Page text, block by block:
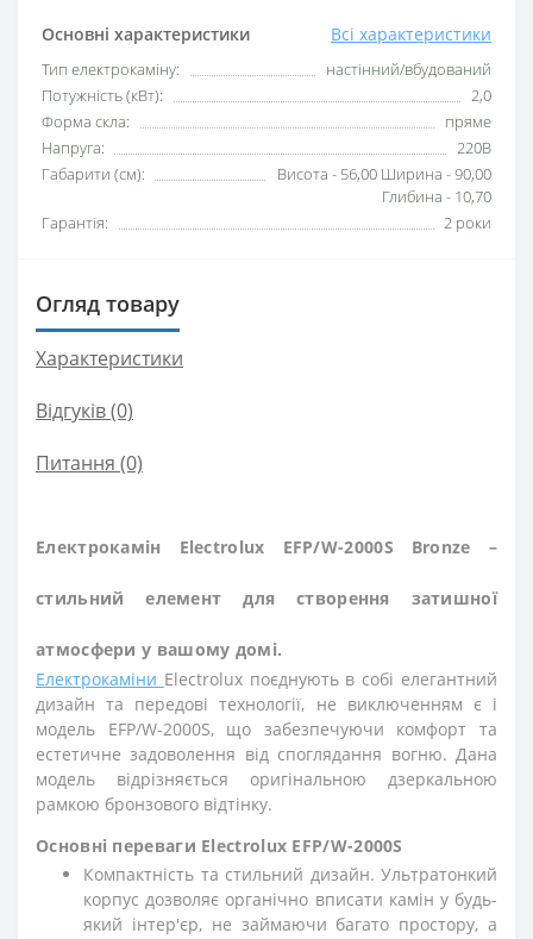
Основні характеристики Всі характеристики
Тип електрокаміну:
настінний/вбудований
Потужність (кВт):
2,0
Форма скла:
пряме
Напруга:
220В
Габарити (см):
Висота - 56,00 Ширина - 90,00
Глибина - 10,70
Гарантія:
2 роки
Огляд товару
Характеристики
Відгуків (0)
Питання (0)
Електрокамін Electrolux EFP/W-2000S Bronze –
стильний елемент для створення затишної
атмосфери у вашому домі.
Електрокаміни Electrolux поєднують в собі елегантний
дизайн та передові технології, не виключенням є і
модель EFP/W-2000S, що забезпечуючи комфорт та
естетичне задоволення від споглядання вогню. Дана
модель відрізняється оригінальною дзеркальною
рамкою бронзового відтінку.
Основні переваги Electrolux EFP/W-2000S
Компактність та стильний дизайн. Ультратонкий
корпус дозволяє органічно вписати камін у будь-
який інтер'єр, не займаючи багато простору, а